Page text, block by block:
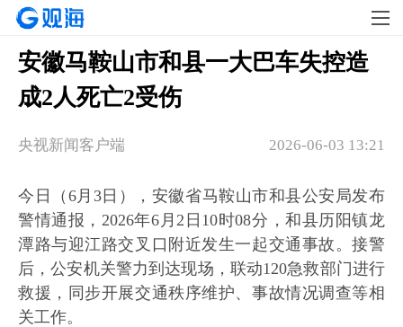
安徽马鞍山市和县一大巴车失控造
成2人死亡2受伤
2026-06-03 13:21
央视新闻客户端
今日（6月3日），安徽省马鞍山市和县公安局发布
警情通报，2026年6月2日10时08分，和县历阳镇龙
潭路与迎江路交叉口附近发生一起交通事故。接警
后，公安机关警力到达现场，联动120急救部门进行
救援，同步开展交通秩序维护、事故情况调查等相
关工作。